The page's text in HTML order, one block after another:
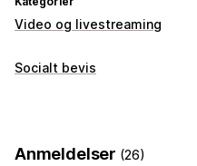
Video og livestreaming
Videoadministration
Socialt bevis
Anmeldelser (26)